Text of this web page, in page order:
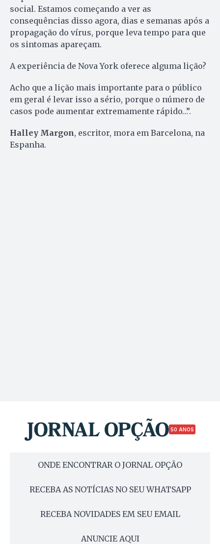
social. Estamos começando a ver as
consequências disso agora, dias e semanas após a
propagação do vírus, porque leva tempo para que
os sintomas apareçam.
A experiência de Nova York oferece alguma lição?
Acho que a lição mais importante para o público
em geral é levar isso a sério, porque o número de
casos pode aumentar extremamente rápido…”.
Halley Margon, escritor, mora em Barcelona, na
Espanha.
50 ANOS
ONDE ENCONTRAR O JORNAL OPÇÃO
RECEBA AS NOTÍCIAS NO SEU WHATSAPP
RECEBA NOVIDADES EM SEU EMAIL
ANUNCIE AQUI